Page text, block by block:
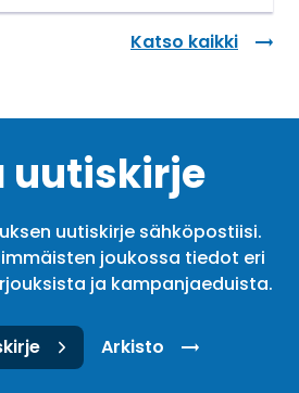
Katso kaikki
uutiskirje
uutiskirje sähköpostiisi.
joukossa tiedot eri
ja kampanjaeduista.
Arkisto